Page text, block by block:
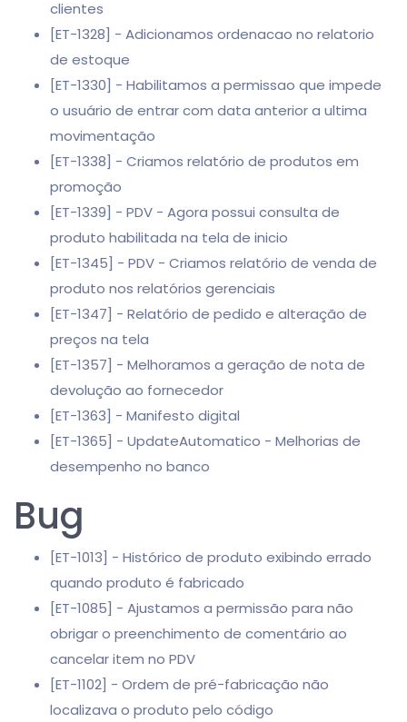
clientes
[ET-1328] - Adicionamos ordenacao no relatorio
de estoque
[ET-1330] - Habilitamos a permissao que impede
o usuário de entrar com data anterior a ultima
movimentação
[ET-1338] - Criamos relatório de produtos em
promoção
[ET-1339] - PDV - Agora possui consulta de
produto habilitada na tela de inicio
[ET-1345] - PDV - Criamos relatório de venda de
produto nos relatórios gerenciais
[ET-1347] - Relatório de pedido e alteração de
preços na tela
[ET-1357] - Melhoramos a geração de nota de
devolução ao fornecedor
[ET-1363] - Manifesto digital
[ET-1365] - UpdateAutomatico - Melhorias de
desempenho no banco
Bug
[ET-1013] - Histórico de produto exibindo errado
quando produto é fabricado
[ET-1085] - Ajustamos a permissão para não
obrigar o preenchimento de comentário ao
cancelar item no PDV
[ET-1102] - Ordem de pré-fabricação não
localizava o produto pelo código